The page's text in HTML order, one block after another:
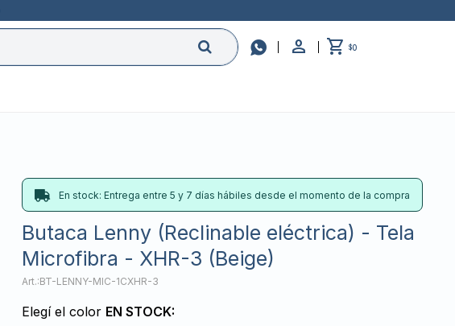
 $0
En stock: Entrega entre 5 y 7 días hábiles desde el momento de la compra
Butaca Lenny (Reclinable eléctrica) - Tela
Microfibra - XHR-3 (Beige)
BT-LENNY-MIC-1CXHR-3
Elegí el color EN STOCK: